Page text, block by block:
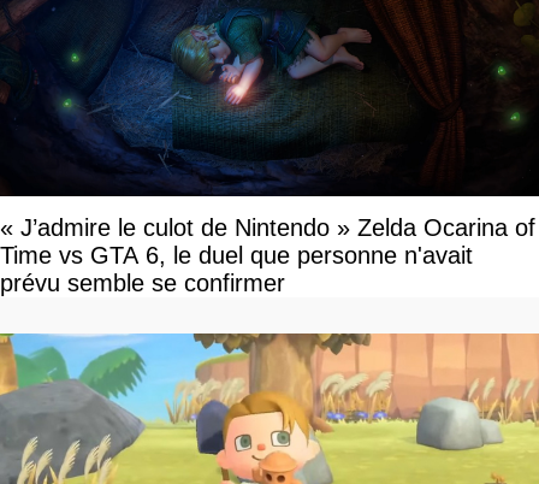
« J’admire le culot de Nintendo » Zelda Ocarina of
Time vs GTA 6, le duel que personne n'avait
prévu semble se confirmer